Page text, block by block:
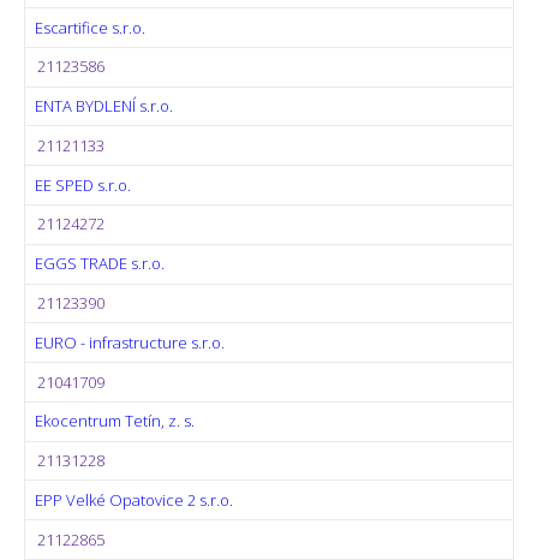
Escartifice s.r.o.
21123586
ENTA BYDLENÍ s.r.o.
21121133
EE SPED s.r.o.
21124272
EGGS TRADE s.r.o.
21123390
EURO - infrastructure s.r.o.
21041709
Ekocentrum Tetín, z. s.
21131228
EPP Velké Opatovice 2 s.r.o.
21122865